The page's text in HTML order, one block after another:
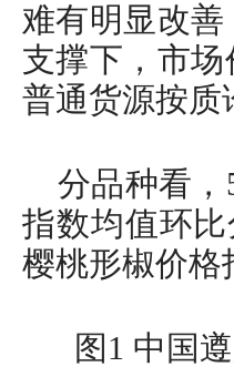
难有明显改
支撑下，市
普通货源按质
分品种看
指数均值环比
樱桃形椒价格
图1 中国